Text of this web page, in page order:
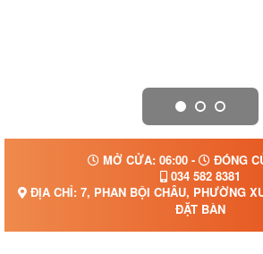
MỞ CỬA: 06:00 -
ĐÓNG
034 582 8381
ĐỊA CHỈ: 7, PHAN BỘI CHÂU, PHƯỜNG
ĐẶT BÀN